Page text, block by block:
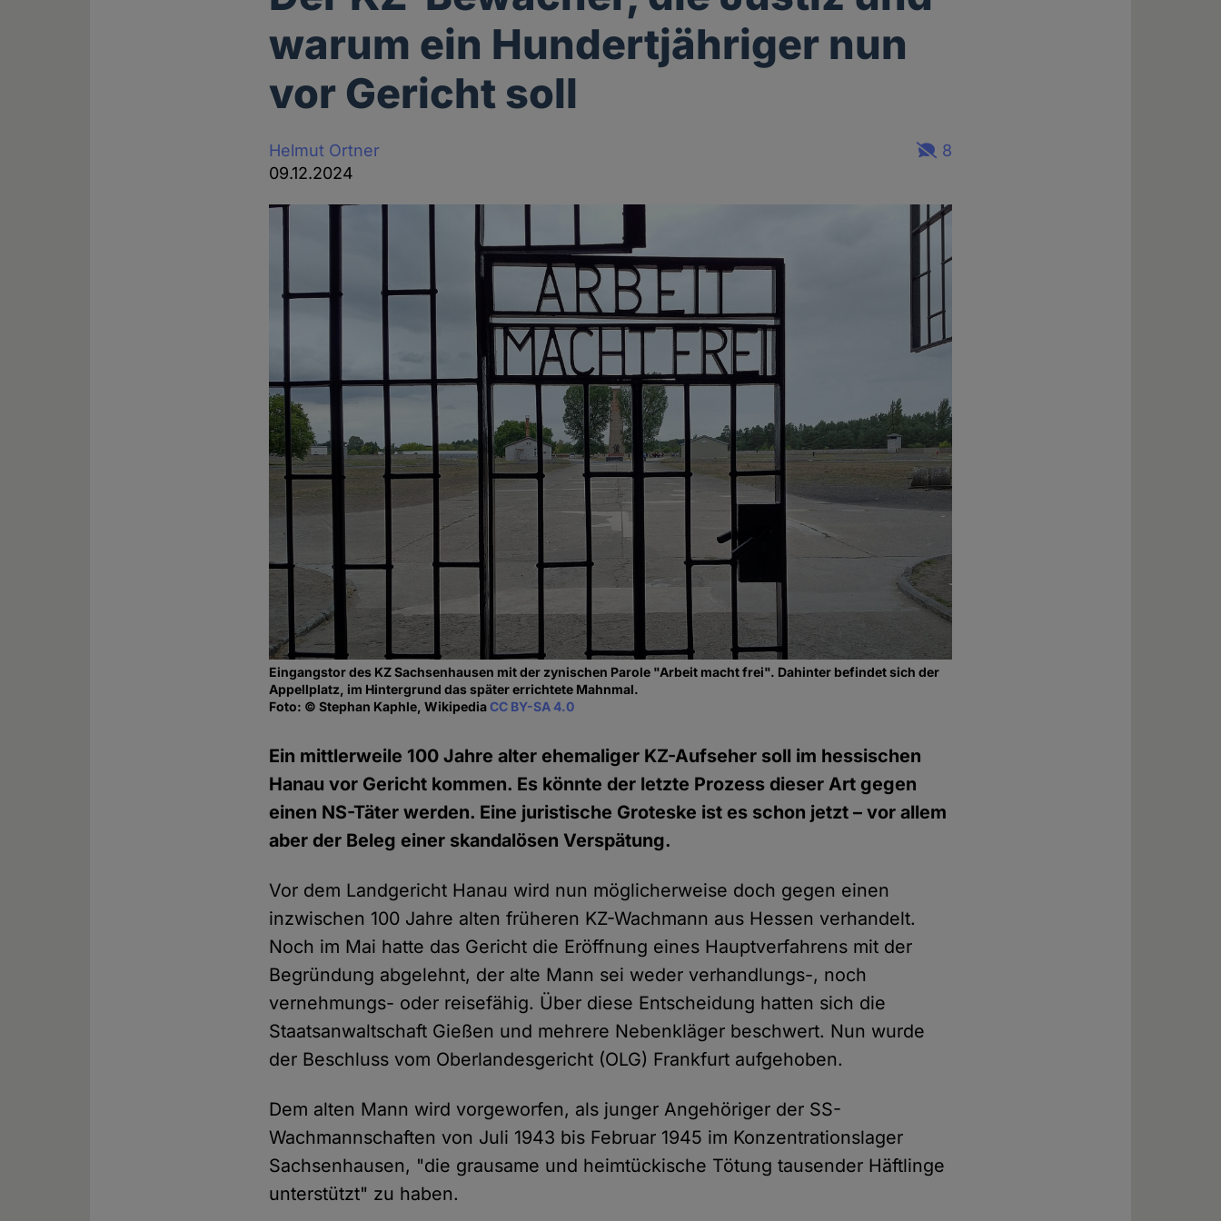
warum ein Hundertjähriger nun
vor Gericht soll
Helmut Ortner
09.12.2024
8
Eingangstor des KZ Sachsenhausen mit der zynischen Parole "Arbeit macht frei". Dahinter befindet sich der
Appellplatz, im Hintergrund das später errichtete Mahnmal.
Foto: © Stephan Kaphle, WikipediaCC BY-SA 4.0
Ein mittlerweile 100 Jahre alter ehemaliger KZ-Aufseher soll im hessischen
Hanau vor Gericht kommen. Es könnte der letzte Prozess dieser Art gegen
einen NS-Täter werden. Eine juristische Groteske ist es schon jetzt – vor allem
aber der Beleg einer skandalösen Verspätung.
Vor dem Landgericht Hanau wird nun möglicherweise doch gegen einen
inzwischen 100 Jahre alten früheren KZ-Wachmann aus Hessen verhandelt.
Noch im Mai hatte das Gericht die Eröffnung eines Hauptverfahrens mit der
Begründung abgelehnt, der alte Mann sei weder verhandlungs-, noch
vernehmungs- oder reisefähig. Über diese Entscheidung hatten sich die
Staatsanwaltschaft Gießen und mehrere Nebenkläger beschwert. Nun wurde
der Beschluss vom Oberlandesgericht (OLG) Frankfurt aufgehoben.
Dem alten Mann wird vorgeworfen, als junger Angehöriger der SS-
Wachmannschaften von Juli 1943 bis Februar 1945 im Konzentrationslager
Sachsenhausen, "die grausame und heimtückische Tötung tausender Häftlinge
unterstützt" zu haben.